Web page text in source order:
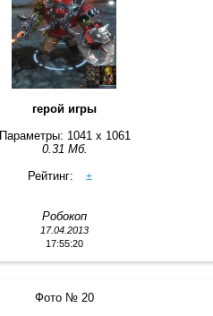
герой игры
Параметры: 1041 x 1061
0.31 Мб.
Рейтинг:
±
Робокоп
17.04.2013
17:55:20
Фото № 20